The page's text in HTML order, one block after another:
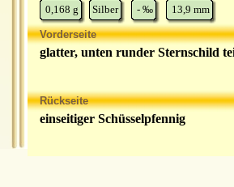
0,168 g Silber - ‰ 13,9 mm
Vorderseite
glatter, unten runder Sternschild
Rückseite
einseitiger Schüsselpfennig